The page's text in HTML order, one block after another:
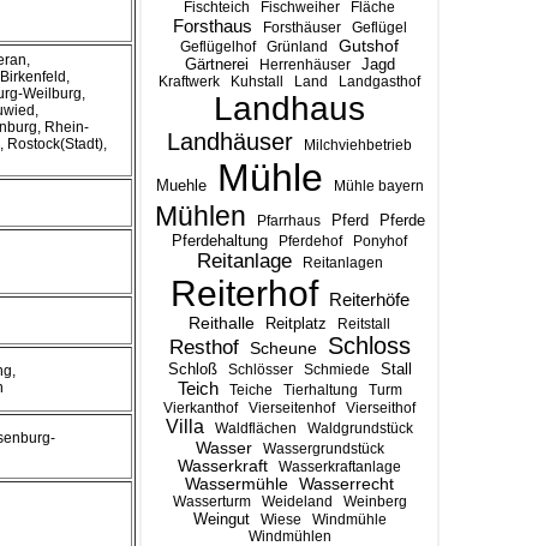
Fischteich
Fischweiher Fläche
Forsthaus Forsthäuser
Geflügel
Geflügelhof
Grünland
Gutshof
Gärtnerei
Herrenhäuser Jagd
Kraftwerk Kuhstall Land Landgasthof
Landhaus
Landhäuser Milchviehbetrieb
Muehle Mühle Mühle bayern
Mühlen Pfarrhaus Pferd Pferde
Pferdehaltung Pferdehof Ponyhof
Reitanlage Reitanlagen
Reiterhof Reiterhöfe
Reithalle Reitplatz Reitstall
Resthof Scheune Schloss
Schloß Schlösser Schmiede Stall
Teich Teiche Tierhaltung
Turm
Vierkanthof
Vierseitenhof Vierseithof
Villa Waldflächen Waldgrundstück
Wasser Wassergrundstück
Wasserkraft Wasserkraftanlage
Wassermühle Wasserrecht
Wasserturm Weideland Weinberg
Weingut Wiese
Windmühle
Windmühlen
Weilburg,
Rhein-
Rostock(Stadt),